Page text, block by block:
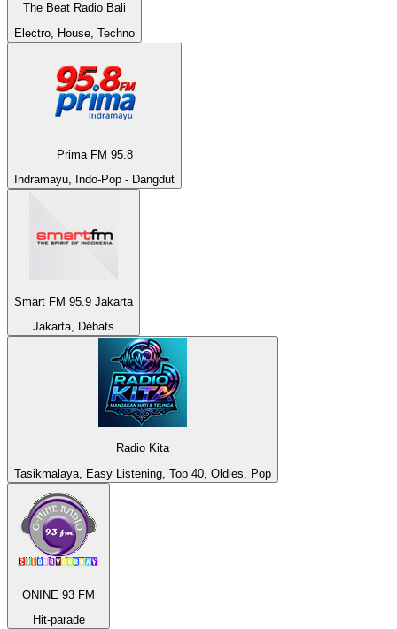
The Beat Radio Bali
Electro, House, Techno
Prima FM 95.8
Indramayu, Indo-Pop - Dangdut
Smart FM 95.9 Jakarta
Jakarta, Débats
Radio Kita
Tasikmalaya, Easy Listening, Top 40, Oldies, Pop
ONINE 93 FM
Hit-parade